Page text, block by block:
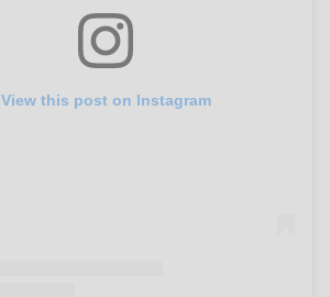
View this post on Instagram